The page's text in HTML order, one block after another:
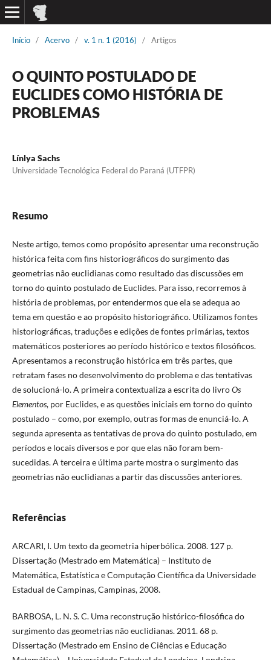
Início / Acervo / v. 1 n. 1 (2016) / Artigos
O QUINTO POSTULADO DE
EUCLIDES COMO HISTÓRIA DE
PROBLEMAS
Línlya Sachs
Universidade Tecnológica Federal do Paraná (UTFPR)
Resumo
Neste artigo, temos como propósito apresentar uma reconstrução
histórica feita com fins historiográficos do surgimento das
geometrias não euclidianas como resultado das discussões em
torno do quinto postulado de Euclides. Para isso, recorremos à
história de problemas, por entendermos que ela se adequa ao
tema em questão e ao propósito historiográfico. Utilizamos fontes
historiográficas, traduções e edições de fontes primárias, textos
matemáticos posteriores ao período histórico e textos filosóficos.
Apresentamos a reconstrução histórica em três partes, que
retratam fases no desenvolvimento do problema e das tentativas
de solucioná-lo. A primeira contextualiza a escrita do livroOs
Elementos, por Euclides, e as questões iniciais em torno do quinto
postulado – como, por exemplo, outras formas de enunciá-lo. A
segunda apresenta as tentativas de prova do quinto postulado, em
períodos e locais diversos e por que elas não foram bem-
sucedidas. A terceira e última parte mostra o surgimento das
geometrias não euclidianas a partir das discussões anteriores.
Referências
ARCARI, I. Um texto da geometria hiperbólica. 2008. 127 p.
Dissertação (Mestrado em Matemática) – Instituto de
Matemática, Estatística e Computação Científica da Universidade
Estadual de Campinas, Campinas, 2008.
BARBOSA, L. N. S. C. Uma reconstrução histórico-filosófica do
surgimento das geometrias não euclidianas. 2011. 68 p.
Dissertação (Mestrado em Ensino de Ciências e Educação